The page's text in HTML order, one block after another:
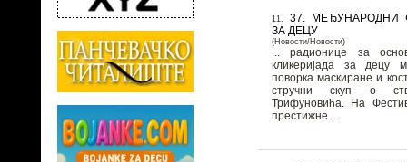
11. 37. МЕЂУНАРОДНИ
ЗА ДЕЦУ
(Новости/Новости)
... радионице за
кликеријада за
поворка маскиране и
стручни скуп о
Трифуновића. На Фестивалу се додељују и
престижне ...